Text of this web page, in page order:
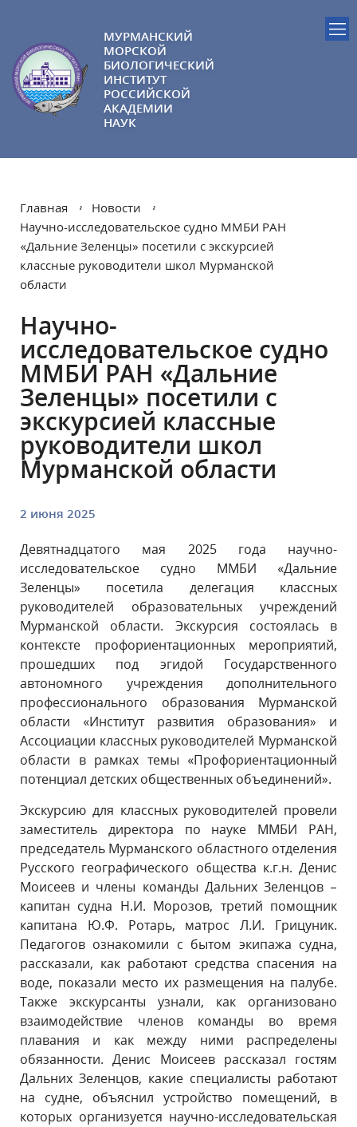
МУРМАНСКИЙ
МОРСКОЙ
БИОЛОГИЧЕСКИЙ
ИНСТИТУТ
РОССИЙСКОЙ
АКАДЕМИИ
НАУК
Главная
Новости
Научно-исследовательское судно ММБИ РАН
«Дальние Зеленцы» посетили с экскурсией
классные руководители школ Мурманской
области
Научно-
исследовательское судно
ММБИ РАН «Дальние
Зеленцы» посетили с
экскурсией классные
руководители школ
Мурманской области
2 июня 2025
Девятнадцатого мая 2025 года научно-
исследовательское судно ММБИ «Дальние
Зеленцы» посетила делегация классных
руководителей образовательных учреждений
Мурманской области. Экскурсия состоялась в
контексте профориентационных мероприятий,
прошедших под эгидой Государственного
автономного учреждения дополнительного
профессионального образования Мурманской
области «Институт развития образования» и
Ассоциации классных руководителей Мурманской
области в рамках темы «Профориентационный
потенциал детских общественных объединений».
Экскурсию для классных руководителей провели
заместитель директора по науке ММБИ РАН,
председатель Мурманского областного отделения
Русского географического общества к.г.н. Денис
Моисеев и члены команды Дальних Зеленцов –
капитан судна Н.И. Морозов, третий помощник
капитана Ю.Ф. Ротарь, матрос Л.И. Грицуник.
Педагогов ознакомили с бытом экипажа судна,
рассказали, как работают средства спасения на
воде, показали место их размещения на палубе.
Также экскурсанты узнали, как организовано
взаимодействие членов команды во время
плавания и как между ними распределены
обязанности. Денис Моисеев рассказал гостям
Дальних Зеленцов, какие специалисты работают
на судне, объяснил устройство помещений, в
которых организуется научно-исследовательская